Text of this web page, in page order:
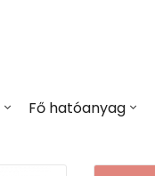
Fő hatóanyag